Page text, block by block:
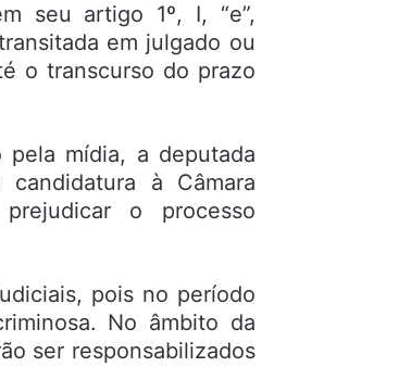
seu artigo 1º, I, “e”,
em julgado ou
o transcurso do prazo
mídia, a deputada
à Câmara
o processo
pois no período
No âmbito da
ser responsabilizados